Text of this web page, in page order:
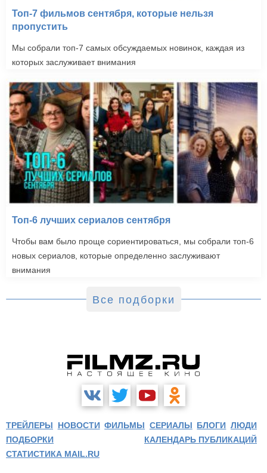
Топ-7 фильмов сентября, которые нельзя
пропустить
Мы собрали топ-7 самых обсуждаемых новинок, каждая из
которых заслуживает внимания
Топ-6 лучших сериалов сентября
Чтобы вам было проще сориентироваться, мы собрали топ-6
новых сериалов, которые определенно заслуживают
внимания
Все подборки
ТРЕЙЛЕРЫ НОВОСТИ ФИЛЬМЫ СЕРИАЛЫ БЛОГИ ЛЮДИ
ПОДБОРКИ
КАЛЕНДАРЬ ПУБЛИКАЦИЙ
СТАТИСТИКА MAIL.RU